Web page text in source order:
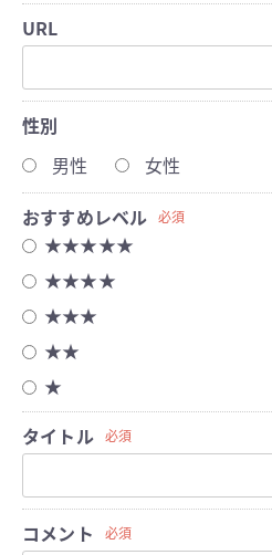
URL
性別
男性
女性
おすすめレベル 必須
★★★★★
★★★★
★★★
★★
★
タイトル 必須
コメント 必須